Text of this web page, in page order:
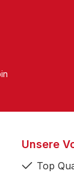
Unsere
Top